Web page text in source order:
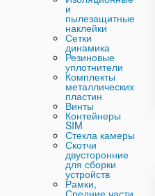
и
пылезащитные
наклейки
Сетки
динамика
Резиновые
уплотнители
Комплекты
металлических
пластин
Винты
Контейнеры
SIM
Стекла камеры
Скотчи
двусторонние
для сборки
устройств
Рамки,
Средние части